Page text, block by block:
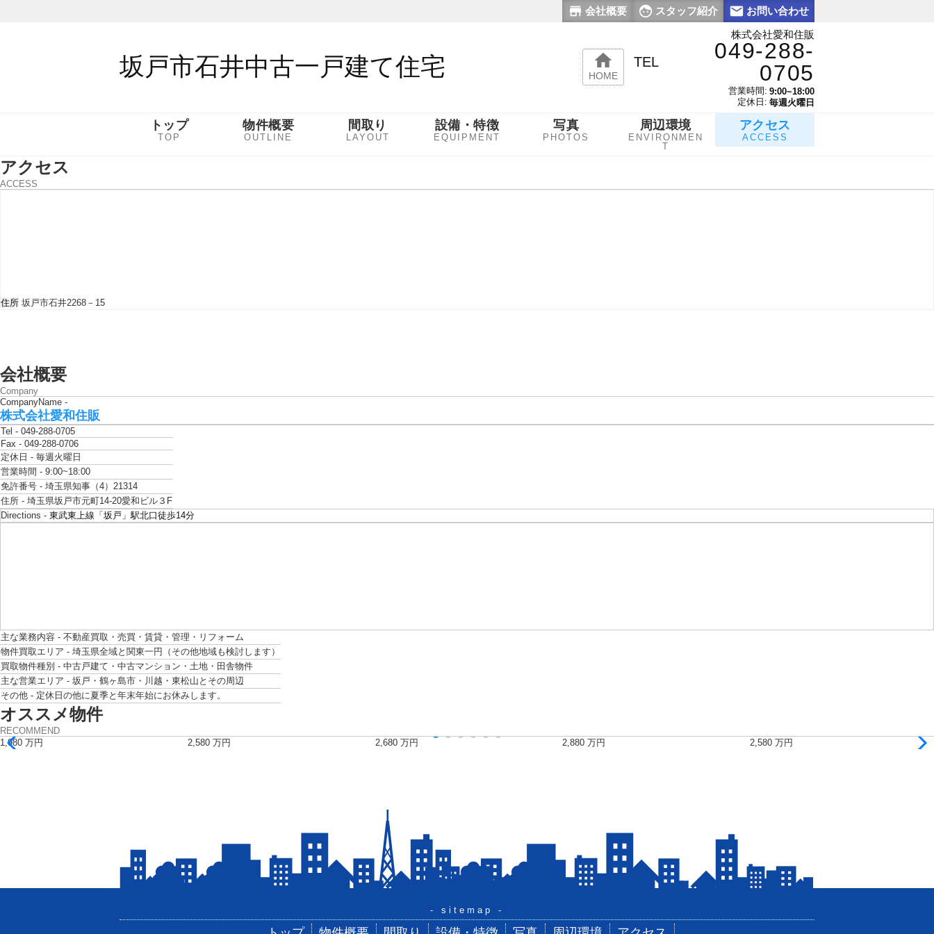
会社概要 スタッフ紹介 お問い合わせ
坂戸市石井中古一戸建て住宅 HOME
株式会社愛和住販
TEL
049-288-
0705
営業時間: 9:00~18:00
定休日: 毎週火曜日
トップ
TOP
物件概要
OUTLINE
間取り
LAYOUT
設備・特徴
EQUIPMENT
写真
PHOTOS
周辺環境
ENVIRONMEN
T
アクセス
ACCESS
アクセス
ACCESS
住所 坂戸市石井2268－15
会社概要
Company
CompanyName -
株式会社愛和住販
Tel - 049-288-0705
Fax - 049-288-0706
定休日 - 毎週火曜日
営業時間 - 9:00~18:00
免許番号 - 埼玉県知事（4）21314
住所 - 埼玉県坂戸市元町14-20愛和ビル３F
Directions - 東武東上線「坂戸」駅北口徒歩14分
主な業務内容 - 不動産買取・売買・賃貸・管理・リフォーム
物件買取エリア - 埼玉県全域と関東一円（その他地域も検討します）
買取物件種別 - 中古戸建て・中古マンション・土地・田舎物件
主な営業エリア - 坂戸・鶴ヶ島市・川越・東松山とその周辺
その他 - 定休日の他に夏季と年末年始にお休みします。
オススメ物件
RECOMMEND
1,980 万円 2,580 万円 2,680 万円 2,880 万円 2,580 万円
- sitemap -